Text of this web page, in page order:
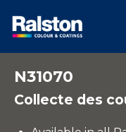
N31070
Collecte des